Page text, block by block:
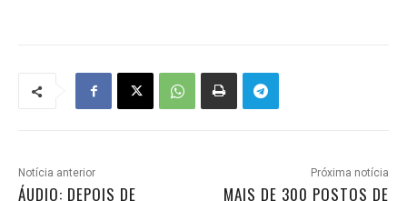
Notícia anterior
ÁUDIO: DEPOIS DE
Próxima notícia
MAIS DE 300 POSTOS DE